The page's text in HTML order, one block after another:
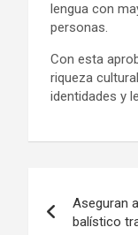
lengua con
personas.
Con esta
riqueza
identidades y
de
Aseguran
balístico